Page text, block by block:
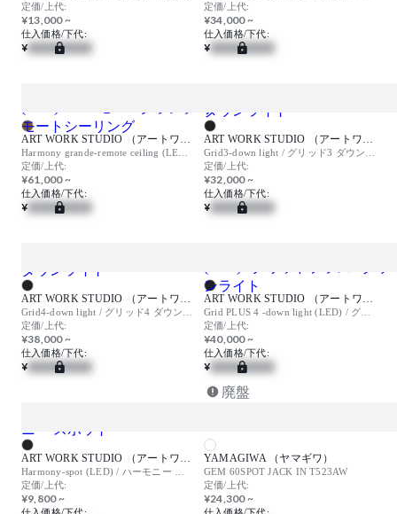
定価/上代:
¥13,000 ~
仕入価格/下代:
¥
定価/上代:
¥34,000 ~
仕入価格/下代:
¥
ART WORK STUDIO （アートワークスタジオ）
定価/上代:
¥61,000 ~
仕入価格/下代:
¥
ART WORK STUDIO （アートワークスタジオ）
定価/上代:
¥32,000 ~
仕入価格/下代:
¥
ART WORK STUDIO （アートワークスタジオ）
定価/上代:
¥38,000 ~
仕入価格/下代:
¥
ART WORK STUDIO （アートワークスタジオ）
定価/上代:
¥40,000 ~
仕入価格/下代:
¥
定価/上代:
¥9,800 ~
廃盤
YAMAGIWA （ヤマギワ）
GEM 60SPOT JACK IN T523AW
定価/上代:
¥24,300 ~